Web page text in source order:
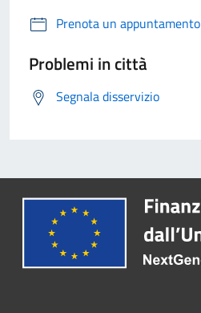
Prenota un appuntamento
Problemi in città
Segnala disservizio